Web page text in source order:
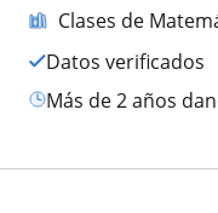
Clases de
Datos verificados
más de 2 años